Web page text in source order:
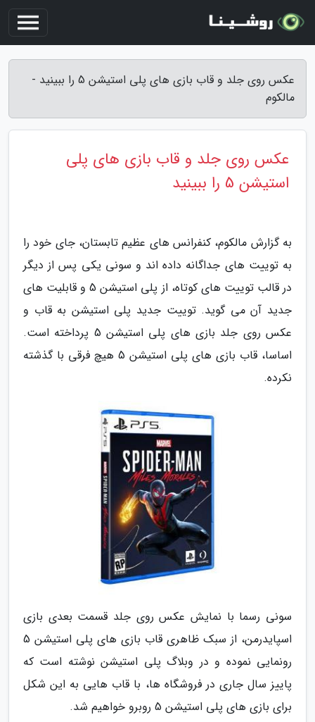
عکس روی جلد و قاب بازی های پلی استیشن 5 را ببینید -
مالکوم
عکس روی جلد و قاب بازی های پلی
استیشن 5 را ببینید
به گزارش مالکوم، کنفرانس های عظیم تابستان، جای خود را
به توییت های جداگانه داده اند و سونی یکی پس از دیگر
در قالب توییت های کوتاه، از پلی استیشن 5 و قابلیت های
جدید آن می گوید. توییت جدید پلی استیشن به قاب و
عکس روی جلد بازی های پلی استیشن 5 پرداخته است.
اساسا، قاب بازی های پلی استیشن 5 هیچ فرقی با گذشته
نکرده.
سونی رسما با نمایش عکس روی جلد قسمت بعدی بازی
اسپایدرمن، از سبک ظاهری قاب بازی های پلی استیشن 5
رونمایی نموده و در وبلاگ پلی استیشن نوشته است که
پاییز سال جاری در فروشگاه ها، با قاب هایی به این شکل
برای بازی های پلی استیشن 5 روبرو خواهیم شد.